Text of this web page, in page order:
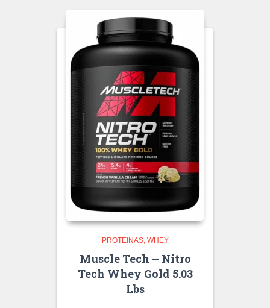
PROTEINAS WHEY
Muscle Tech – Nitro
Tech Whey Gold 5.03
Lbs